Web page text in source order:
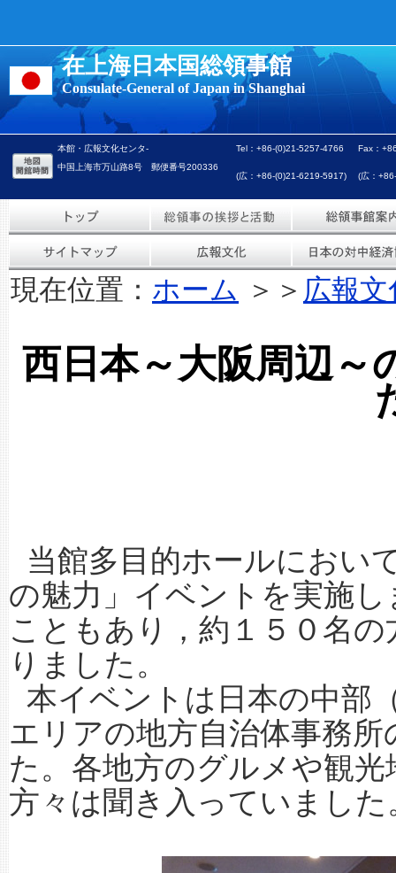
在上海日本国総領事館
Consulate-General of Japan in Shanghai
本館・広報文化センタ- Tel：+86-(0)21-5257-4766
Fax：
中国上海市万山路8号 郵便番号200336
(広：+86-(0)21-6219-5917)
(広：
現在位置： ホーム ＞＞ 広報
西日本～大阪周辺～
当館多目的ホールにおい
の魅力」イベントを実施
こともあり，約１５０名
りました。
本イベントは日本の中部
エリアの地方自治体事務
た。各地方のグルメや観
方々は聞き入っていました